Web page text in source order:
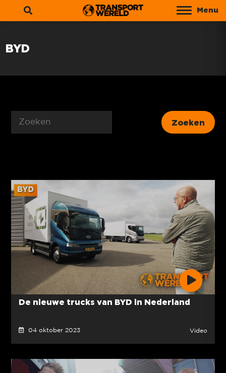
Menu
BYD
De nieuwe trucks van BYD in Nederland
04 oktober 2023 Video